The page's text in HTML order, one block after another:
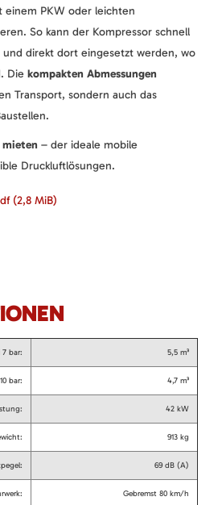
einem PKW oder leichten
So kann der Kompressor schnell
und direkt dort eingesetzt werden, wo
Die kompakten Abmessungen
Transport, sondern auch das
– der ideale mobile
Druckluftlösungen.
(2,8 MiB)
7 bar: 5,5 m³
bar: 4,7 m³
42 kW
913 kg
69 dB (A)
Gebremst 80 km/h